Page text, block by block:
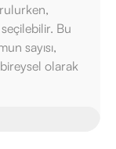
Bu
sayısı,
olarak